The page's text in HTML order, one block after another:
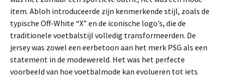
item. Abloh introduceerde zijn kenmerkende stijl, zoals de
typische Off-White “X” en de iconische logo’s, die de
traditionele voetbalstijl volledig transformeerden. De
jersey was zowel een eerbetoon aan het merk PSG als een
statement in de modewereld. Het was het perfecte
voorbeeld van hoe voetbalmode kan evolueren tot iets